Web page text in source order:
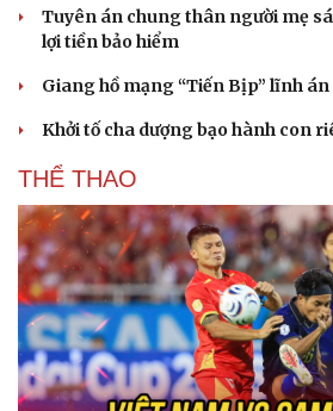
Du lịch
Tư vấn
Săn Tour
check-in
Câu
Đọc
Cửa
Kể
Hạt
Tuyên án chung thân người mẹ
lợi tiền bảo hiểm
Giang hồ mạng “Tiến Bịp” lĩnh
Khởi tố cha dượng bạo hành con
THỂ THAO